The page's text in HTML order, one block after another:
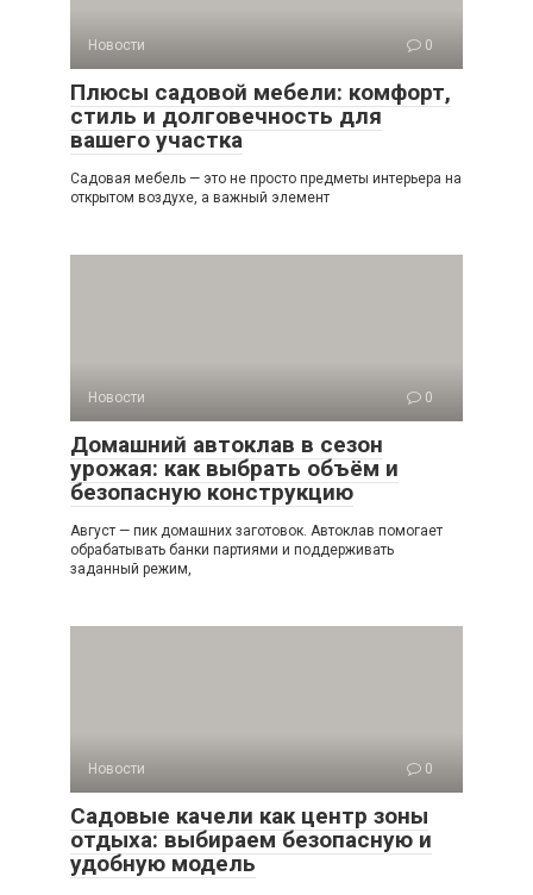
Новости 0
Плюсы садовой мебели: комфорт,
стиль и долговечность для
вашего участка
Садовая мебель — это не просто предметы интерьера на
открытом воздухе, а важный элемент
Новости 0
Домашний автоклав в сезон
урожая: как выбрать объём и
безопасную конструкцию
Август — пик домашних заготовок. Автоклав помогает
обрабатывать банки партиями и поддерживать
заданный режим,
Новости 0
Садовые качели как центр зоны
отдыха: выбираем безопасную и
удобную модель